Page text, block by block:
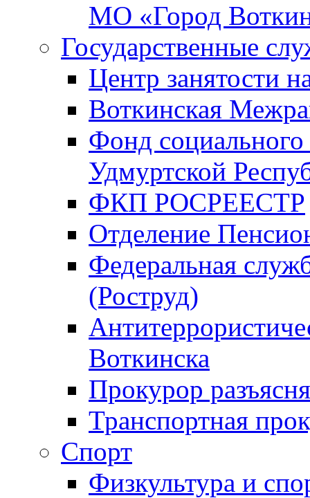
МО «Город
Государственные
Центр занятости
Воткинская
Фонд
Удмуртской
ФКП РОСРЕЕСТР
Отделение
Федеральная
(Роструд)
Воткинска
Прокурор
Транспортная
Спорт
Физкультура и